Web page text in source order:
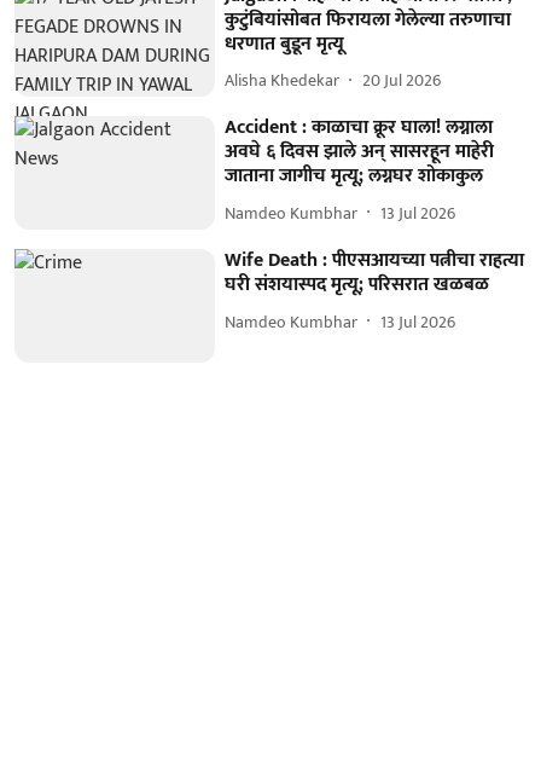
कुटुंबियांसोबत फिरायला गेलेल्या तरुणाचा
धरणात बुडून मृत्यू
Alisha Khedekar 20 Jul 2026
Accident : काळाचा क्रूर घाला! लग्नाला
अवघे ६ दिवस झाले अन् सासरहून माहेरी
जाताना जागीच मृत्यू; लग्नघर शोकाकुल
Namdeo Kumbhar 13 Jul 2026
Wife Death : पीएसआयच्या पत्नीचा राहत्या
घरी संशयास्पद मृत्यू; परिसरात खळबळ
Namdeo Kumbhar 13 Jul 2026